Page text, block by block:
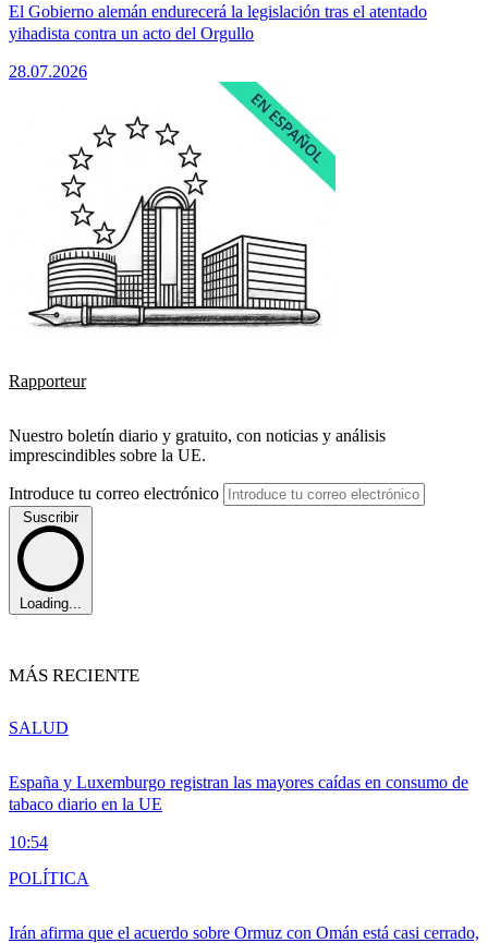
El Gobierno alemán endurecerá la legislación tras el atentado
yihadista contra un acto del Orgullo
28.07.2026
Rapporteur
Nuestro boletín diario y gratuito, con noticias y análisis
imprescindibles sobre la UE.
Introduce tu correo electrónico
Suscribir
Loading...
MÁS RECIENTE
España y Luxemburgo registran las mayores caídas en consumo de
tabaco diario en la UE
10:54
SALUD
Irán afirma que el acuerdo sobre Ormuz con Omán está casi cerrado,
POLÍTICA